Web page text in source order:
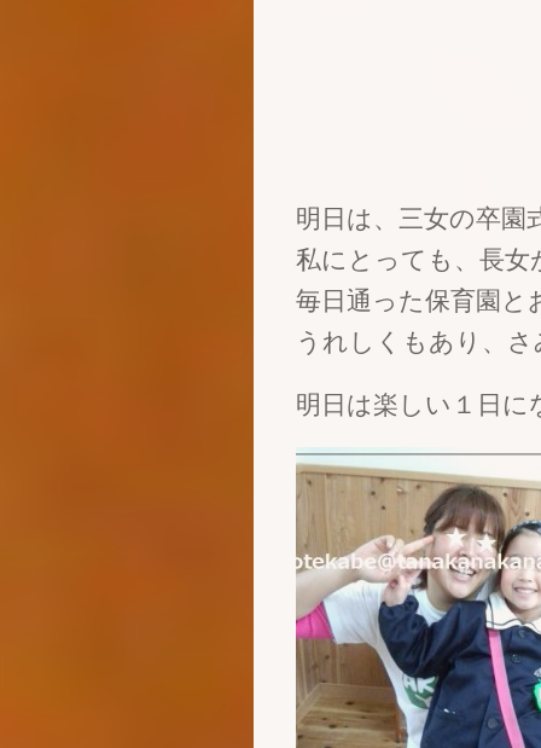
明日は、三女の卒園
私にとっても、長女
毎日通った保育園と
うれしくもあり、
明日は楽しい１日に